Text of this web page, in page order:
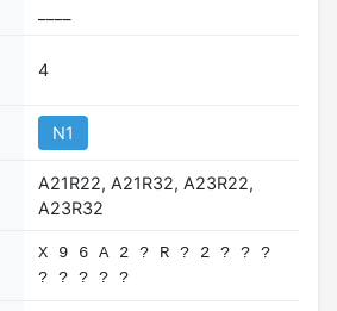
4
N1
А21R22, A21R32, А23R22,
A23R32
Х 9 6 A 2 ? R ? 2 ? ? ?
? ? ? ? ?